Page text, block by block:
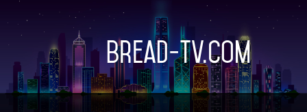
Bread-TV.com